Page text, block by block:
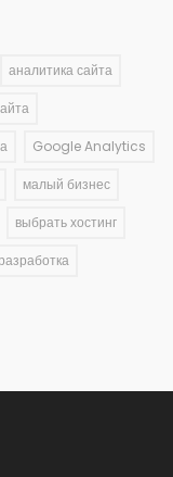
аналитика сайта
Google Analytics
малый бизнес
выбрать хостинг